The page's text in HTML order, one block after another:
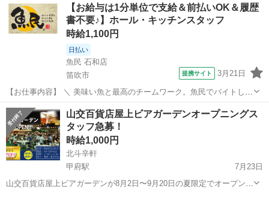
【お給与は1分単位で支給＆前払いOK＆履歴
書不要♪】ホール・キッチンスタッフ
時給1,100円
日払い
魚民 石和店
笛吹市
提携サイト 3月21日
【お仕事内容】 ＼ 美味い魚と最高のチームワーク。魚民でバイトしよ
う！ ／ ・魚民で働くってこんな感じ！
―――――――――――――― 「魚民」は、気取らない和の空間でお
いしい料理と時間を楽しめる居酒屋です。 和風を大切に...
山梨 笛吹市 居酒屋
山交百貨店屋上ビアガーデンオープニングス
タッフ急募！
時給1,000円
北斗辛軒
甲府駅
7月23日
山交百貨店屋上ビアガーデンが8月2日〜9月20日の夏限定でオープンし